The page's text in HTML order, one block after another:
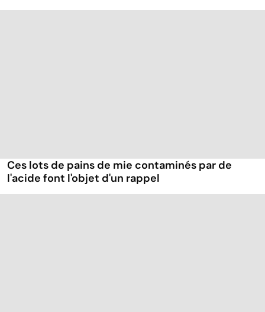
Ces lots de pains de mie contaminés par de
l'acide font l'objet d'un rappel